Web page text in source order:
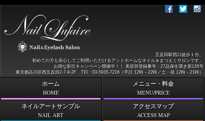
五反田駅西口徒歩１分。
初めての方も安心してご利用いただけるアットホームなネイル＆まつえくサロンです。
お得な割引キャンペーン開催中！！ 美容所登録番号：27品保生環き第126号
東京都品川区西五反田2-7-9-2F TEl：03-5935-7216（平日 12時－22時／土・祝 12時－21時）
ホーム
HOME
メニュー・料金
MENU/PRICE
ネイルアートサンプル
NAIL ART
アクセスマップ
ACCESS MAP